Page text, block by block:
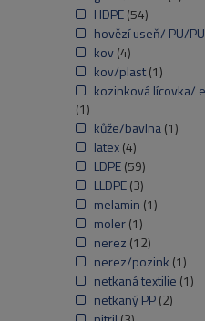
HDPE(54)
hovězí useň/ PU/PU
kov(4)
kov/plast(1)
kozinková lícovka/
(1)
kůže/bavlna(1)
latex(4)
LDPE(59)
LLDPE(3)
melamin (1)
moler(1)
nerez (12)
nerez/pozink (1)
netkaná textilie (1)
netkaný PP(2)